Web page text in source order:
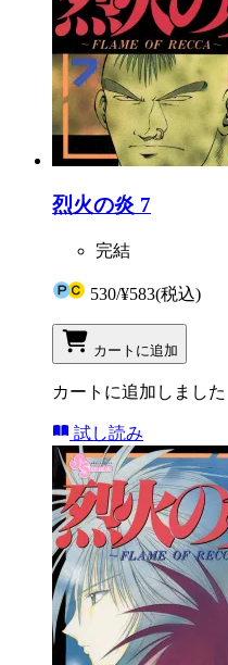
烈火の炎 7
完結
530/¥583(税込)
カートに追加
カートに追加しました
試し読み